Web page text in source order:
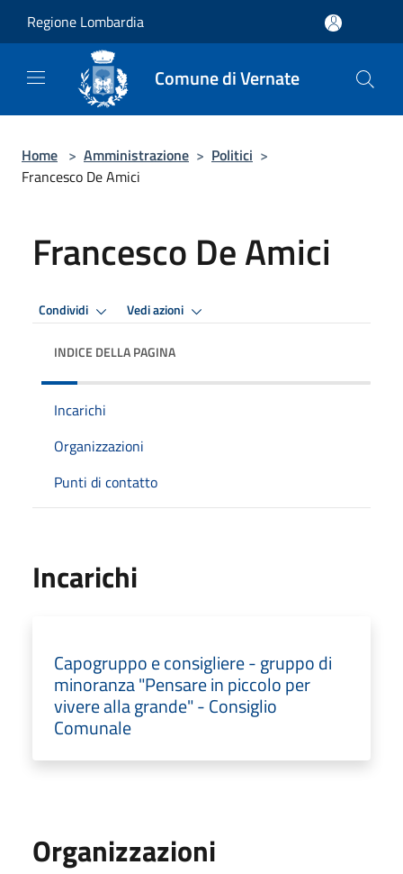
Regione Lombardia
Comune di Vernate
Home > Amministrazione > Politici >
Francesco De Amici
Francesco De Amici
Condividi Vedi azioni
INDICE DELLA PAGINA
Incarichi
Organizzazioni
Punti di contatto
Incarichi
Capogruppo e consigliere - gruppo di
minoranza "Pensare in piccolo per
vivere alla grande" - Consiglio
Comunale
Organizzazioni